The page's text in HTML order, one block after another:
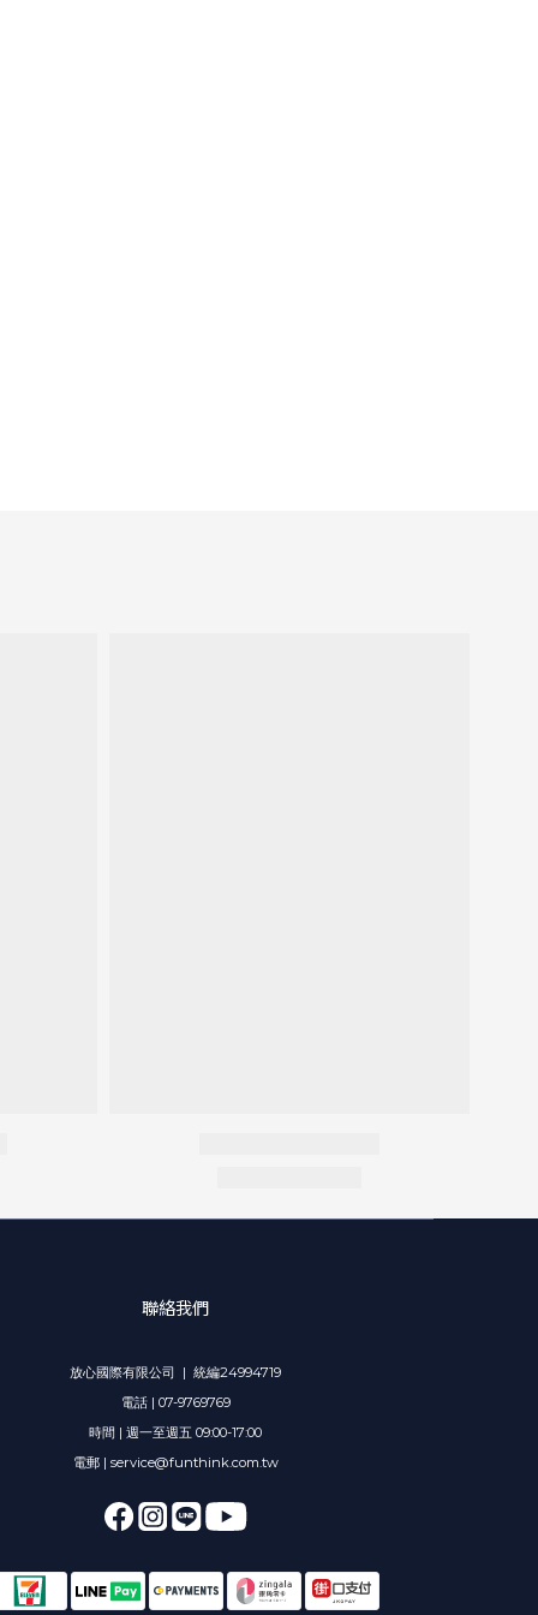
聯絡我們
放心國際有限公司 | 統編24994719
電話 | 07-9769769
時間 | 週一至週五 09:00-17:00
電郵 | service@funthink.com.tw